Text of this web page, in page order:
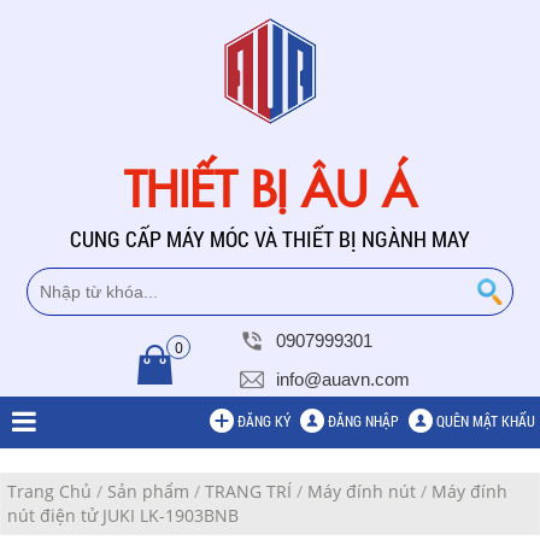
THIẾT BỊ ÂU Á
CUNG CẤP MÁY MÓC VÀ THIẾT BỊ NGÀNH MAY
0
0907999301
info@auavn.com
ĐĂNG KÝ ĐĂNG NHẬP QUÊN MẬT KHẨU
Trang Chủ / Sản phẩm / TRANG TRÍ / Máy đính nút / Máy đính
nút điện tử JUKI LK-1903BNB